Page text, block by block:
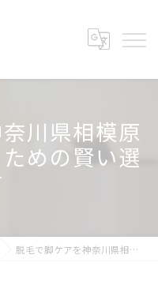
川県相模原
めの賢い選
脱毛で脚ケアを神奈川県相模原市南区で実現するための賢い選び方